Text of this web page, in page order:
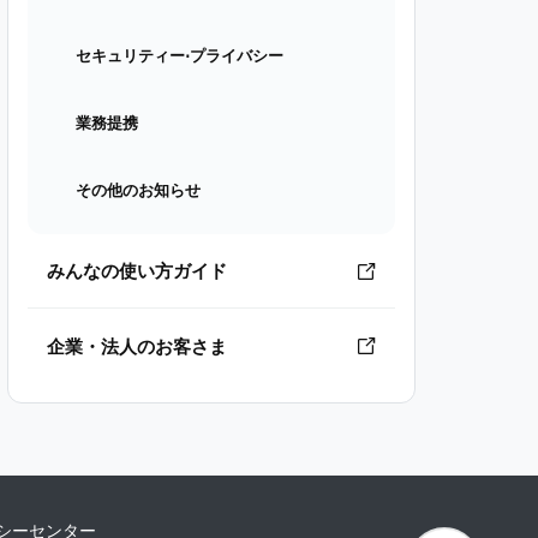
セキュリティー⋅プライバシー
業務提携
その他のお知らせ
みんなの使い方ガイド
企業・法人のお客さま
ーセンター